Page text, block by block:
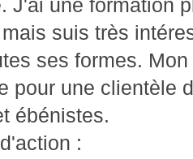
J'ai une formation
suis très
ses formes.
pour une clientèle
ébénistes.
: